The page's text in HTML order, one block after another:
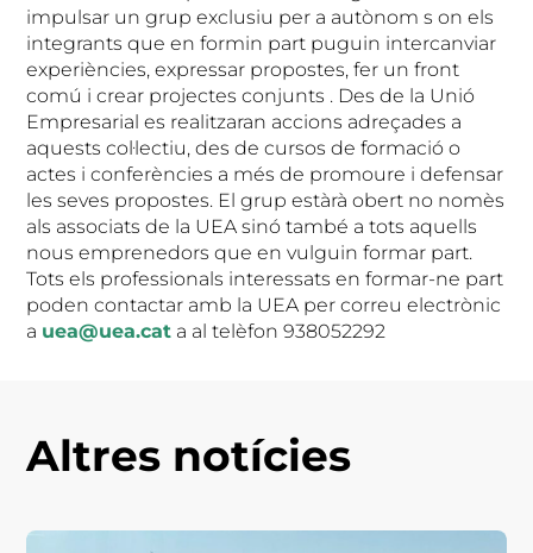
impulsar un grup exclusiu per a autònom s on els
integrants que en formin part puguin intercanviar
experiències, expressar propostes, fer un front
comú i crear projectes conjunts . Des de la Unió
Empresarial es realitzaran accions adreçades a
aquests col·lectiu, des de cursos de formació o
actes i conferències a més de promoure i defensar
les seves propostes. El grup estàrà obert no nomès
als associats de la UEA sinó també a tots aquells
nous emprenedors que en vulguin formar part.
Tots els professionals interessats en formar-ne part
poden contactar amb la UEA per correu electrònic
a uea@uea.cat a al telèfon 938052292
Altres notícies